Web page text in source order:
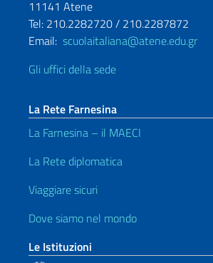
11141 Atene
Tel: 210.2282720 / 210.2287872
Email: scuolaitaliana@atene.edu.gr
Gli uffici della sede
La Rete Farnesina
La Farnesina – il MAECI
La Rete diplomatica
Viaggiare sicuri
Dove siamo nel mondo
Le Istituzioni